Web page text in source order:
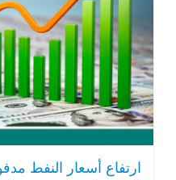
ارتفاع أسعار النفط